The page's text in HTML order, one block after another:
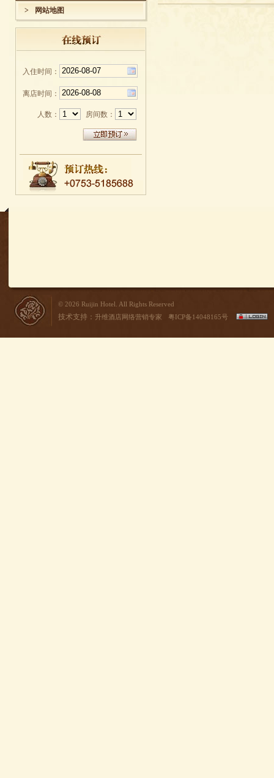
> 网站地图
入住时间：
离店时间：
人数： 房间数：
© 2026 Ruijin Hotel. All Rights Reserved
技术支持： 升维酒店网络营销专家 粤ICP备14048165号